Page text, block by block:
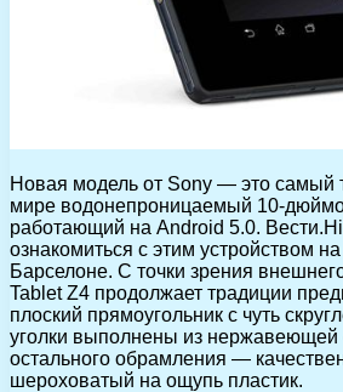
Новая модель от Sony — это самый
мире водонепроницаемый 10-
работающий на Android 5.0.
ознакомиться с этим устройством
Барселоне. С точки зрения
Tablet Z4 продолжает традиции
плоский прямоугольник с чуть
уголки выполнены из нержавеющей
остального обрамления —
шероховатый на ощупь пластик.